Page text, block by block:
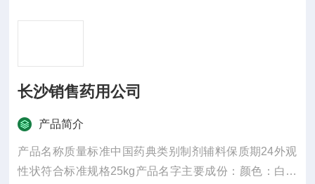
长沙销售药用公司
产品简介
产品名称质量标准中国药典类别制剂辅料保质期24外观
性状符合标准规格25kg产品名字主要成份：颜色：白密